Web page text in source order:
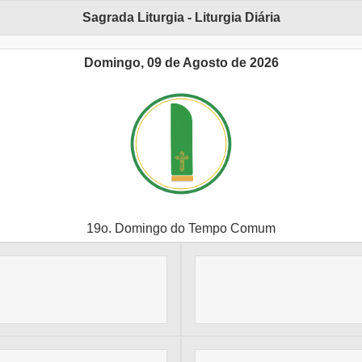
Sagrada Liturgia - Liturgia Diária
Domingo, 09 de Agosto de 2026
19o. Domingo do Tempo Comum